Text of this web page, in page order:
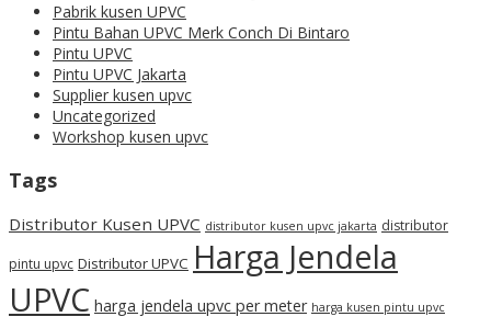
Pabrik kusen UPVC
Pintu Bahan UPVC Merk Conch Di Bintaro
Pintu UPVC
Pintu UPVC Jakarta
Supplier kusen upvc
Uncategorized
Workshop kusen upvc
Tags
Distributor Kusen UPVC distributor kusen upvc jakarta distributor
pintu upvc Distributor UPVC Harga Jendela
UPVC harga jendela upvc per meter harga kusen pintu upvc